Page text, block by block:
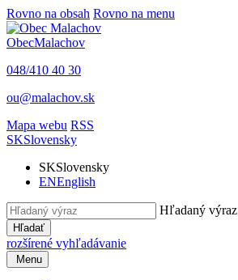
Rovno na obsah Rovno na menu
ObecMalachov
048/410 40 30
ou@malachov.sk
Mapa webu RSS
SKSlovensky
SKSlovensky
ENEnglish
Hľadaný výraz
Hľadať
rozšírené vyhľadávanie
Menu